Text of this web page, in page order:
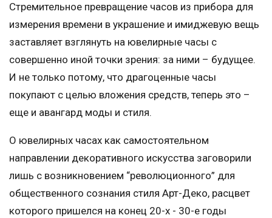
Стремительное превращение часов из прибора для
измерения времени в украшение и имиджевую вещь
заставляет взглянуть на ювелирные часы с
совершенно иной точки зрения: за ними – будущее.
И не только потому, что драгоценные часы
покупают с целью вложения средств, теперь это –
еще и авангард моды и стиля.
О ювелирных часах как самостоятельном
направлении декоративного искусства заговорили
лишь с возникновением “революционного” для
общественного сознания стиля Арт-Деко, расцвет
которого пришелся на конец 20-х - 30-е годы